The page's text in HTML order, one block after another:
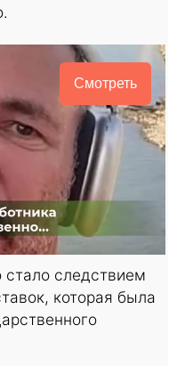
Смотреть
стало следствием
которая была